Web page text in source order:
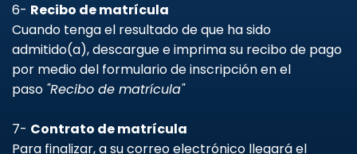
6- Recibo de matrícula
Cuando tenga el resultado de que ha sido
admitido(a), descargue e imprima su recibo de pago
por medio del formulario de inscripción en el
paso "Recibo de matrícula"
7- Contrato de matrícula
Para finalizar, a su correo electrónico llegará el